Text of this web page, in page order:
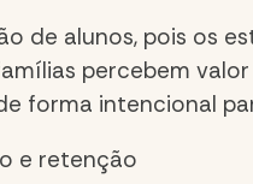
de alunos, pois os
percebem
forma intencional
e retenção